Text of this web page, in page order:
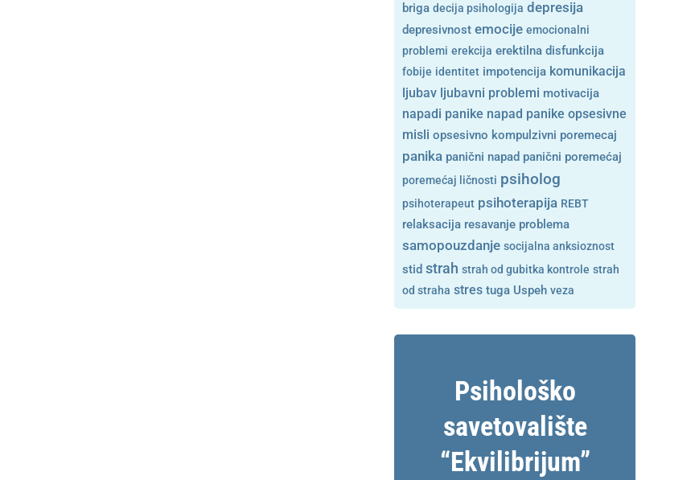
briga decija psihologija depresija
depresivnost emocije emocionalni
problemi erekcija erektilna disfunkcija
fobije identitet impotencija komunikacija
ljubav ljubavni problemi motivacija
napadi panike napad panike opsesivne
misli opsesivno kompulzivni poremecaj
panika panični napad panični poremećaj
poremećaj ličnosti psiholog
psihoterapeut psihoterapija REBT
relaksacija resavanje problema
samopouzdanje socijalna anksioznost
stid strah strah od gubitka kontrole strah
od straha stres tuga Uspeh veza
Psihološko
savetovalište
“Ekvilibrijum”